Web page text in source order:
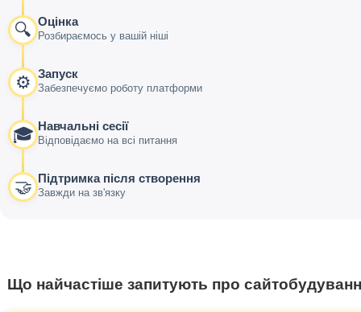
🔍 Оцінка
Розбираємось у вашій ніші
⚙️ Запуск
Забезпечуємо роботу платформи
🎓 Навчальні сесії
Відповідаємо на всі питання
🤝 Підтримка після створення
Завжди на зв'язку
Що найчастіше запитують про